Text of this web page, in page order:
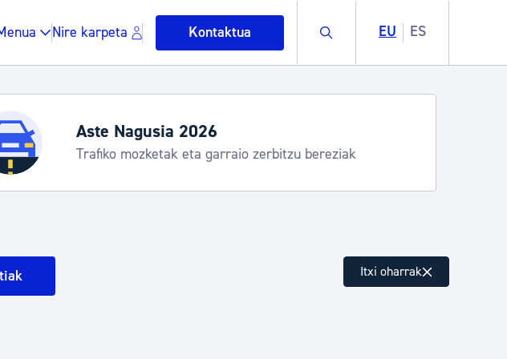
Nire karpeta Kontaktua Buscar EU ES
Gune publikoa, hondakinak eta ingurumena
Aste Nagusia 2026
Trafiko mozketak eta garraio zerbitzu bereziak
Itxi oharrak